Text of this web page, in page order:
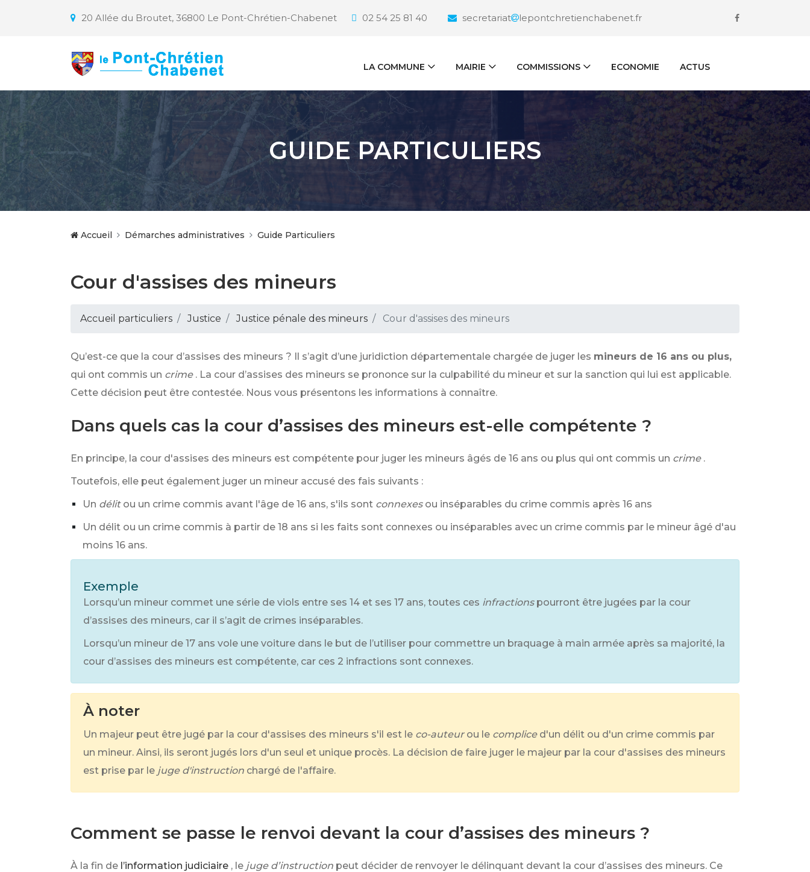
20 Allée du Broutet, 36800 Le Pont-Chrétien-Chabenet 02 54 25 81 40 secretariat lepontchretienchabenet.fr
LA COMMUNE MAIRIE COMMISSIONS ECONOMIE ACTUS
GUIDE PARTICULIERS
Accueil Démarches administratives Guide Particuliers
Cour d'assises des mineurs
Accueil particuliers Justice Justice pénale des mineurs Cour d'assises des mineurs
Qu’est-ce que la cour d’assises des mineurs ? Il s’agit d’une juridiction départementale chargée de juger les mineurs de 16 ans ou plus,
qui ont commis un crime . La cour d’assises des mineurs se prononce sur la culpabilité du mineur et sur la sanction qui lui est applicable.
Cette décision peut être contestée. Nous vous présentons les informations à connaître.
Dans quels cas la cour d’assises des mineurs est-elle compétente ?
En principe, la cour d'assises des mineurs est compétente pour juger les mineurs âgés de 16 ans ou plus qui ont commis un crime .
Toutefois, elle peut également juger un mineur accusé des fais suivants :
Un délit ou un crime commis avant l'âge de 16 ans, s'ils sont connexes ou inséparables du crime commis après 16 ans
Un délit ou un crime commis à partir de 18 ans si les faits sont connexes ou inséparables avec un crime commis par le mineur âgé d'au
moins 16 ans.
Exemple
Lorsqu’un mineur commet une série de viols entre ses 14 et ses 17 ans, toutes ces infractions pourront être jugées par la cour
d’assises des mineurs, car il s’agit de crimes inséparables.
Lorsqu’un mineur de 17 ans vole une voiture dans le but de l’utiliser pour commettre un braquage à main armée après sa majorité, la
cour d’assises des mineurs est compétente, car ces 2 infractions sont connexes.
À noter
Un majeur peut être jugé par la cour d'assises des mineurs s'il est le co-auteur ou le complice d'un délit ou d'un crime commis par
un mineur. Ainsi, ils seront jugés lors d'un seul et unique procès. La décision de faire juger le majeur par la cour d'assises des mineurs
est prise par le juge d'instruction chargé de l'affaire.
Comment se passe le renvoi devant la cour d’assises des mineurs ?
À la fin de l’information judiciaire , le juge d’instruction peut décider de renvoyer le délinquant devant la cour d’assises des mineurs. Ce